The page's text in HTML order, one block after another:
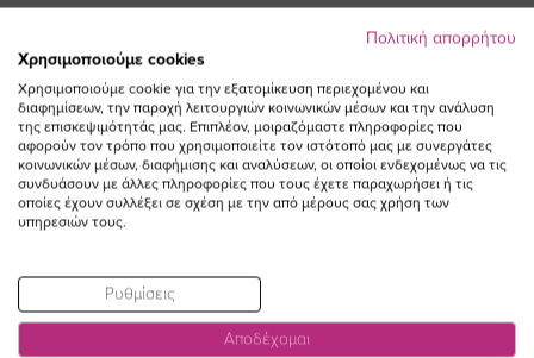
Πουκάμισο γκοφρέ με δαντέλα σε
κοραλλί χρώμα plus size
(-20%)
Ειδική
Τιμή
48,00 €
60,00 €
Φόρεμα με βολάν σε κοραλλί
χρώμα plus size
(-10%)
Ειδική
Τιμή
77,40 €
86,00 €
Πολιτική απορρήτου
Χρησιμοποιούμε cookies
Χρησιμοποιούμε cookie για την εξατομίκευση περιεχομένου και
διαφημίσεων, την παροχή λειτουργιών κοινωνικών μέσων και την ανάλυση
της επισκεψιμότητάς μας. Επιπλέον, μοιραζόμαστε πληροφορίες που
αφορούν τον τρόπο που χρησιμοποιείτε τον ιστότοπό μας με συνεργάτες
κοινωνικών μέσων, διαφήμισης και αναλύσεων, οι οποίοι ενδεχομένως να τις
συνδυάσουν με άλλες πληροφορίες που τους έχετε παραχωρήσει ή τις
οποίες έχουν συλλέξει σε σχέση με την από μέρους σας χρήση των
υπηρεσιών τους.
Ρυθμίσεις
Αποδέχομαι